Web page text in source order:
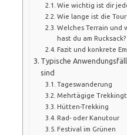
Wie wichtig ist dir
Wie lange ist die
Welches Terrain und
hast du am Rucksack?
Fazit und konkrete
Typische
sind
Tageswanderung
Mehrtägige
Hütten-Trekking
Rad- oder Kanutour
Festival im Grünen